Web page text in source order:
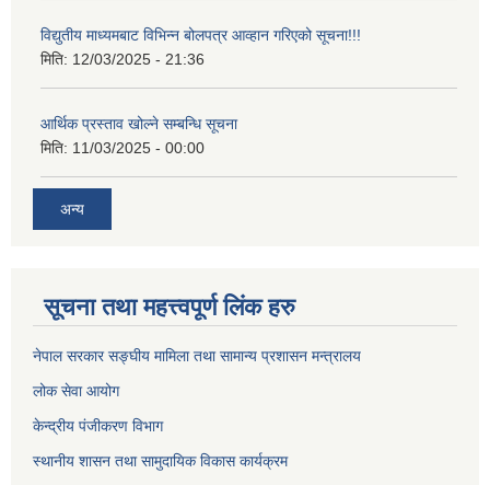
विद्युतीय माध्यमबाट विभिन्न बोलपत्र आव्हान गरिएको सूचना!!!
मिति: 12/03/2025 - 21:36
आर्थिक प्रस्ताव खोल्ने सम्बन्धि सूचना
मिति: 11/03/2025 - 00:00
अन्य
सूचना तथा महत्त्वपूर्ण लिंक हरु
नेपाल सरकार सङ्घीय मामिला तथा सामान्य प्रशासन मन्त्रालय
लोक सेवा आयोग
केन्द्रीय पंजीकरण विभाग
स्थानीय शासन तथा सामुदायिक विकास कार्यक्रम